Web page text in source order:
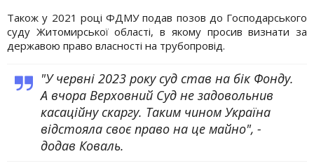
Також у 2021 році ФДМУ подав позов до Господарського
суду Житомирської області, в якому просив визнати за
державою право власності на трубопровід.
"У червні 2023 року суд став на бік Фонду.
А вчора Верховний Суд не задовольнив
касаційну скаргу. Таким чином Україна
відстояла своє право на це майно", -
додав Коваль.